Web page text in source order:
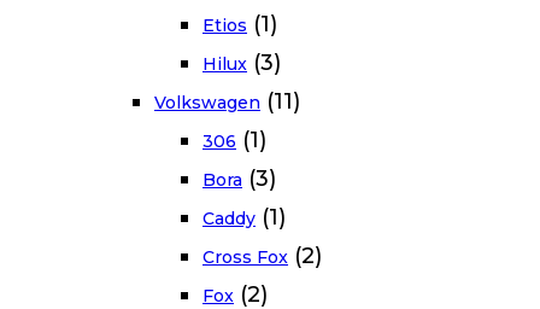
Etios (1)
Hilux (3)
Volkswagen (11)
306 (1)
Bora (3)
Caddy (1)
Cross Fox (2)
Fox (2)